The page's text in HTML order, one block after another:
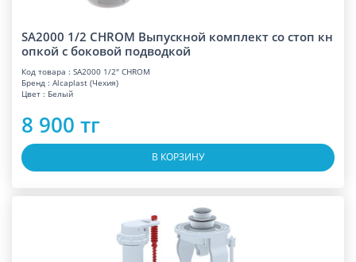
SA2000 1/2 CHROM Выпускной комплект со стоп кн
опкой с боковой подводкой
Код товара : SA2000 1/2" CHROM
Бренд : Alcaplast (Чехия)
Цвет : Белый
8 900 тг
В КОРЗИНУ